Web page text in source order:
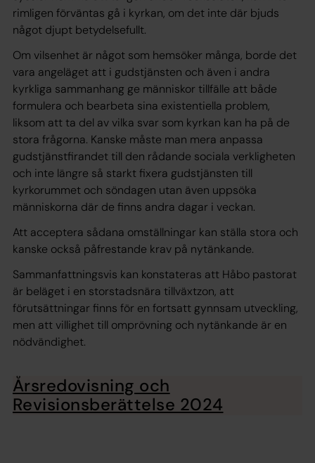
rimligen förväntas gå i kyrkan, om det inte där bjuds
något djupt betydelsefullt.
Om vilsenhet är något som hemsöker många, borde det
vara angeläget att i gudstjänsten och även i andra
kyrkliga sammanhang ge människor tillfälle att både
formulera och bearbeta sina existentiella problem,
liksom att ta del av vilka svar som kyrkan kan ha på de
stora frågorna. Kanske måste man mera anpassa
gudstjänstfirandet till den rådande sociala verkligheten
och inte längre så starkt fixera gudstjänsten till
kyrkorummet och söndagen utan även uppsöka
människorna där de finns andra dagar i veckan.
Att acceptera sådana omställningar kan ställa stora och
kanske också påfrestande krav på nytänkande.
Sammanfattningsvis kan konstateras att Håbo pastorat
är beläget i en storstadsnära tillväxtzon, att
förutsättningar finns för en fortsatt gynnsam utveckling,
men att villighet till omprövning och nytänkande är en
nödvändighet.
Årsredovisning och
Revisionsberättelse 2024